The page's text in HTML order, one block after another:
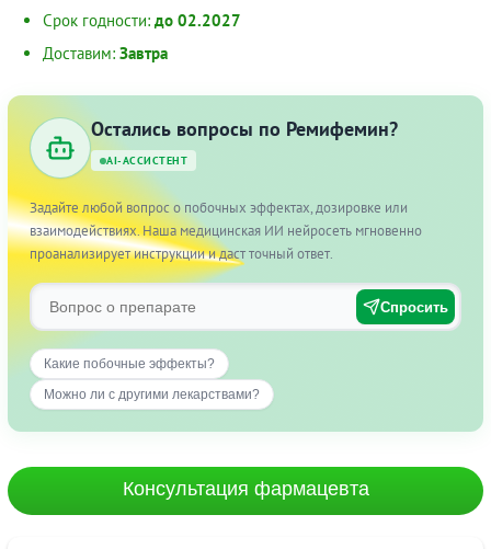
Срок годности: до 02.2027
Доставим: Завтра
Остались вопросы по Ремифемин?
AI-АССИСТЕНТ
Задайте любой вопрос о побочных эффектах, дозировке или
взаимодействиях. Наша медицинская ИИ нейросеть мгновенно
проанализирует инструкции и даст точный ответ.
Спросить
Какие побочные эффекты?
Можно ли с другими лекарствами?
Консультация фармацевта